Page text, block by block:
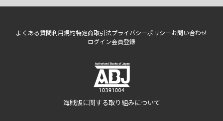
よくある質問利用規約特定商取引法プライバシーポリシーお問い合わせ
ログイン会員登録
海賊版に関する取り組みについて